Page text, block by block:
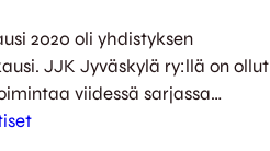
2020 oli yhdistyksen
JJK Jyväskylä ry:llä on ollut
viidessä sarjassa
harrastetoimintaan.